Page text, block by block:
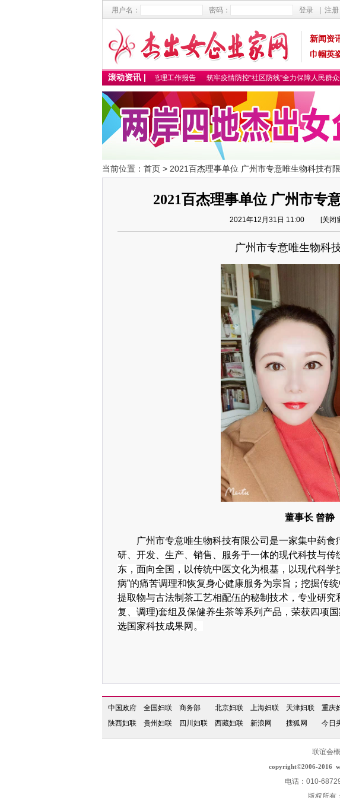
用户名： 密码： 登录 注册
新闻资
巾帼英
滚动资讯 |
2025百杰卓越女性名单 2023总理工作报告 筑牢疫情防控“社区防线”全力保障人民群众
当前位置： 首页 > 2021百杰理事单位 广州市专意唯生物科技有
2021百杰理事单位 广州市专
2021年12月31日 11:00 [关闭
广州市专意唯生物科
董事长 曾静
广州市专意唯生物科技有限公司是一家集中药食
研、开发、生产、销售、服务于一体的现代科技与
东，面向全国，以传统中医文化为根基，以现代科
病”的痛苦调理和恢复身心健康服务为宗旨；挖掘传
提取物与古法制茶工艺相配伍的秘制技术，专业研
复、调理)套组及保健养生茶等系列产品，荣获四项
选国家科技成果网。
中国政府 全国妇联 商务部 北京妇联 上海妇联 天津妇联 重庆
陕西妇联
贵州妇联 四川妇联 西藏妇联 新浪网 搜狐网 今日
联谊会
copyright©2006-2016
电话：010-
版权所有